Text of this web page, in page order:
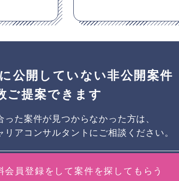
公開していない非公開案件
ご提案できます
った案件が見つからなかった方は、
リアコンサルタントにご相談ください。
会員登録をして案件を探してもらう